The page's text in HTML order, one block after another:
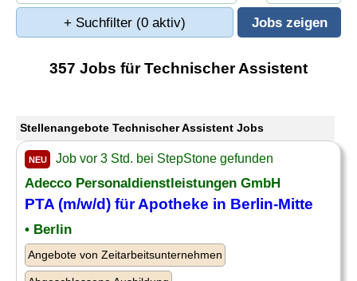
+ Suchfilter (0 aktiv)
357 Jobs für Technischer Assistent
Stellenangebote Technischer Assistent Jobs
NEU Job vor 3 Std. bei StepStone gefunden
Adecco Personaldienstleistungen GmbH
PTA (m/w/d) für Apotheke in Berlin-Mitte
• Berlin
Angebote von Zeitarbeitsunternehmen